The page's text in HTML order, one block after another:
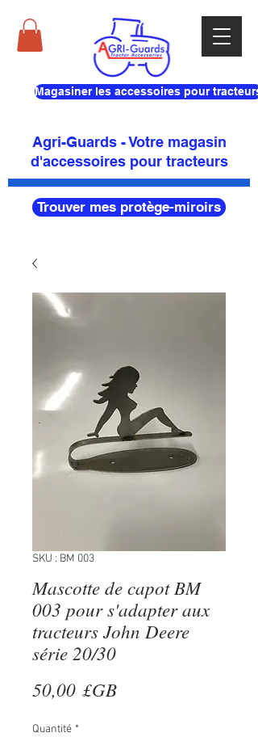
Magasiner les accessoires pour tracteurs
Agri-Guards - Votre magasin
d'accessoires pour tracteurs
Trouver mes protège-miroirs
SKU : BM 003
Mascotte de capot BM
003 pour s'adapter aux
tracteurs John Deere
série 20/30
50,00 £GBPrix
Quantité *